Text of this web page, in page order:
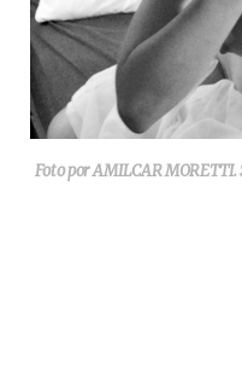
Foto por AMILCAR MORETTI.